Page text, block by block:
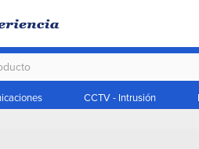
CCTV - Intrusión